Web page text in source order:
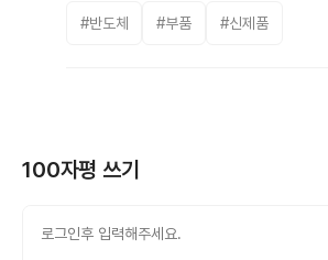
#반도체 #부품 #신제품
100자평 쓰기